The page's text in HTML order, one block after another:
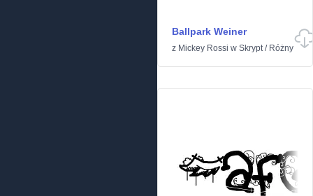
Ballpark Weiner
z Mickey Rossi w Skrypt/ Różny